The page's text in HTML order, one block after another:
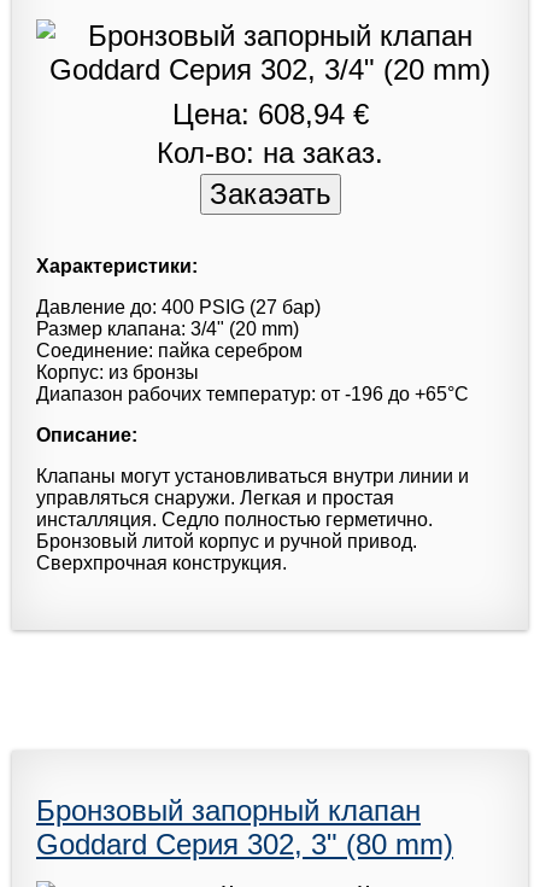
Цена: 608,94 €
Кол-во: на заказ.
Характеристики:
Давление до: 400 PSIG (27 бар)
Размер клапана: 3/4" (20 mm)
Соединение: пайка серебром
Корпус: из бронзы
Диапазон рабочих температур: от -196 до +65°С
Описание:
Клапаны могут установливаться внутри линии и
управляться снаружи. Легкая и простая
инсталляция. Седло полностью герметично.
Бронзовый литой корпус и ручной привод.
Сверхпрочная конструкция.
Бронзовый запорный клапан
Goddard Серия 302, 3" (80 mm)